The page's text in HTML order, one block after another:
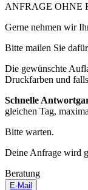
ANFRAGE OHNE
Gerne nehmen wir
Bitte mailen Sie
Die gewünschte
Druckfarben und
Schnelle
gleichen Tag,
Bitte warten.
Deine Anfrage wird
Beratung
E-Mail